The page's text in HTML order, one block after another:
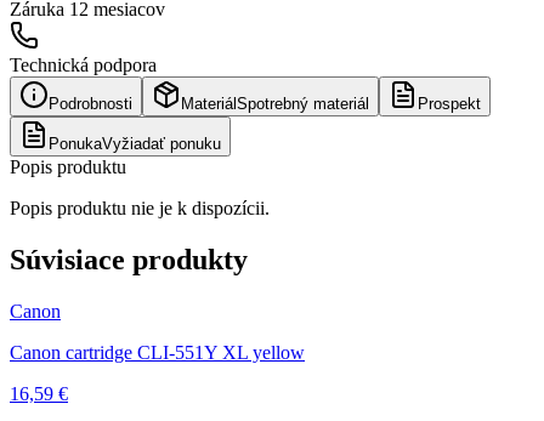
Záruka 12 mesiacov
Technická podpora
Podrobnosti Materiál Spotrebný materiál Prospekt
PonukaVyžiadať ponuku
Popis produktu
Popis produktu nie je k dispozícii.
Súvisiace produkty
Canon
Canon cartridge CLI-551Y XL yellow
16,59 €